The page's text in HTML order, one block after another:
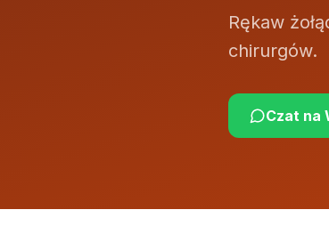
Rękaw
chirurgów.
Czat na